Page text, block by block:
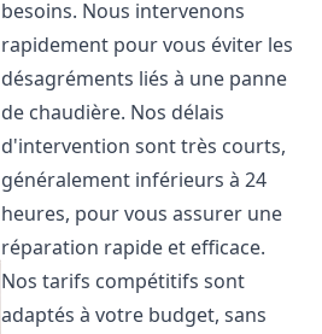
besoins. Nous intervenons
rapidement pour vous éviter les
désagréments liés à une panne
de chaudière. Nos délais
d'intervention sont très courts,
généralement inférieurs à 24
heures, pour vous assurer une
réparation rapide et efficace.
Nos tarifs compétitifs sont
adaptés à votre budget, sans